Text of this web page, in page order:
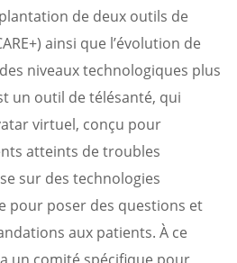
de deux outils de
ainsi que l’évolution de
des niveaux technologiques plus
un outil de télésanté, qui
virtuel, conçu pour
atteints de troubles
sur des technologies
pour poser des questions et
aux patients. À ce
un comité spécifique pour